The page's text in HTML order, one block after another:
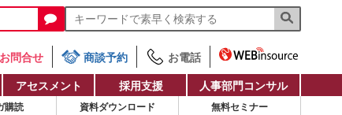
お問合せ 商談予約
お電話
アセスメント 採用支援 人事部門コンサル
購読 資料ダウンロード 無料セミナー